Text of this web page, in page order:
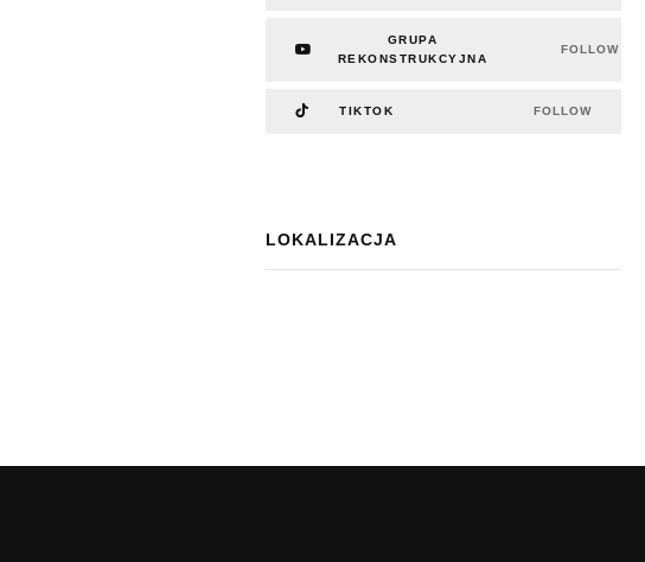
GRUPA
REKONSTRUKCYJNA
FOLLOW
TIKTOK FOLLOW
LOKALIZACJA